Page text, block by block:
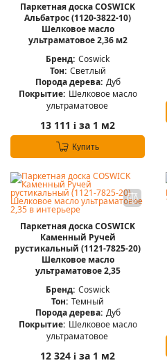
Паркетная доска COSWICK
Альбатрос (1120-3822-10)
Шелковое масло
ультраматовое 2,36 м2
Бренд: Coswick
Тон: Светлый
Порода дерева: Дуб
Покрытие: Шелковое масло
ультраматовое
13 111 i за 1 м2
Купить
Паркетная доска COSWICK
Каменный Ручей
рустикальный (1121-7825-20)
Шелковое масло
ультраматовое 2,35
Бренд: Coswick
Тон: Темный
Порода дерева: Дуб
Покрытие: Шелковое масло
ультраматовое
12 324 i за 1 м2